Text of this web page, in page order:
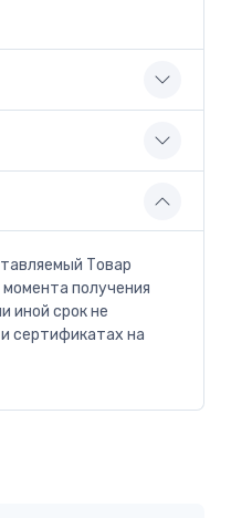
Товар
получения
иной срок не
сертификатах на